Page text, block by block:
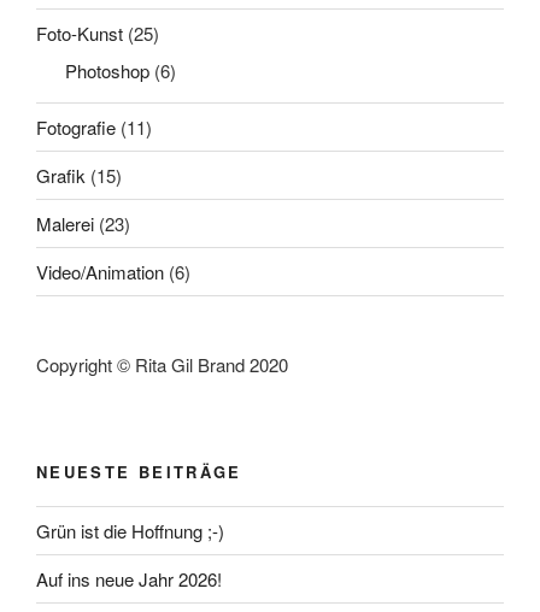
Foto-Kunst (25)
Photoshop (6)
Fotografie (11)
Grafik (15)
Malerei (23)
Video/Animation (6)
Copyright © Rita Gil Brand 2020
NEUESTE BEITRÄGE
Grün ist die Hoffnung ;-)
Auf ins neue Jahr 2026!